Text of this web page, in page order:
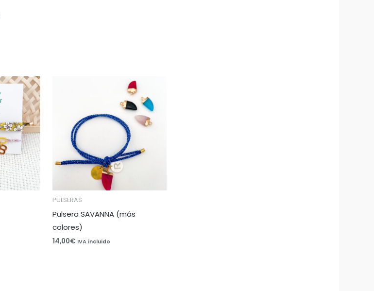
PULSERAS
Pulsera SAVANNA (más
colores)
14,00€ IVA incluido